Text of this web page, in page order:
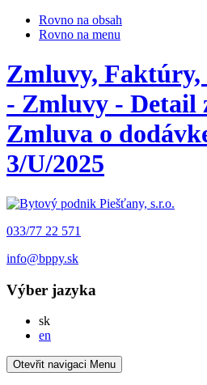
Rovno na obsah
Rovno na menu
Zmluvy,
- Zmluvy - Detail
Zmluva o
3/U/2025
033/77 22 571
info@bppy.sk
Výber jazyka
skSlovensky
en
Otevřit navigaci Menu